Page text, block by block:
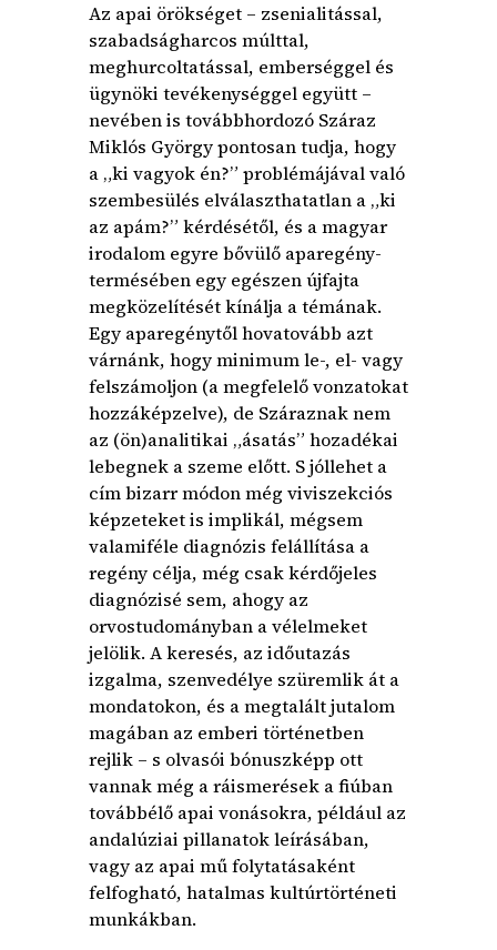
Az apai örökséget – zsenialitással,
szabadságharcos múlttal,
meghurcoltatással, emberséggel és
ügynöki tevékenységgel együtt –
nevében is továbbhordozó Száraz
Miklós György pontosan tudja, hogy
a „ki vagyok én?” problémájával való
szembesülés elválaszthatatlan a „ki
az apám?” kérdésétől, és a magyar
irodalom egyre bővülő aparegény-
termésében egy egészen újfajta
megközelítését kínálja a témának.
Egy aparegénytől hovatovább azt
várnánk, hogy minimum le-, el- vagy
felszámoljon (a megfelelő vonzatokat
hozzáképzelve), de Száraznak nem
az (ön)analitikai „ásatás” hozadékai
lebegnek a szeme előtt. S jóllehet a
cím bizarr módon még viviszekciós
képzeteket is implikál, mégsem
valamiféle diagnózis felállítása a
regény célja, még csak kérdőjeles
diagnózisé sem, ahogy az
orvostudományban a vélelmeket
jelölik. A keresés, az időutazás
izgalma, szenvedélye szüremlik át a
mondatokon, és a megtalált jutalom
magában az emberi történetben
rejlik – s olvasói bónuszképp ott
vannak még a ráismerések a fiúban
továbbélő apai vonásokra, például az
andalúziai pillanatok leírásában,
vagy az apai mű folytatásaként
felfogható, hatalmas kultúrtörténeti
munkákban.